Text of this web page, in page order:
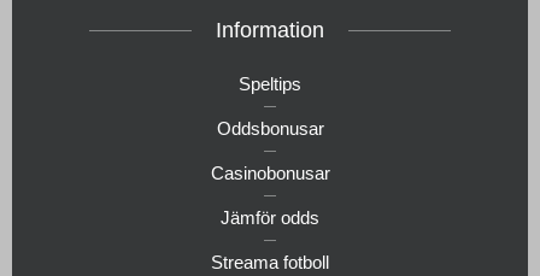
Information
Speltips
Oddsbonusar
Casinobonusar
Jämför odds
Streama fotboll